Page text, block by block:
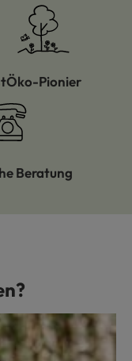
Öko-Pionier
Beratung